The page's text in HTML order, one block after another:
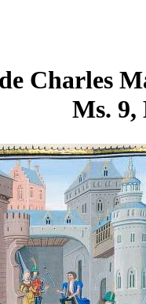
Charles
Ms. 9,